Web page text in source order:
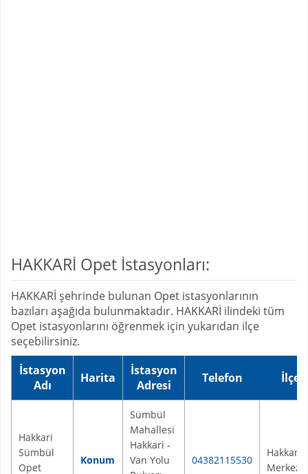
HAKKARİ Opet İstasyonları:
HAKKARİ şehrinde bulunan Opet istasyonlarının
bazıları aşağıda bulunmaktadır. HAKKARİ ilindeki tüm
Opet istasyonlarını öğrenmek için yukarıdan ilçe
seçebilirsiniz.
İstasyon
Adı
Harita
İstasyon
Adresi
Telefon İlçe
Hakkari
Sümbül
Opet
Konum
Sümbül
Mahallesi
Hakkari -
Van Yolu
04382115530
Hakkari
Merkez